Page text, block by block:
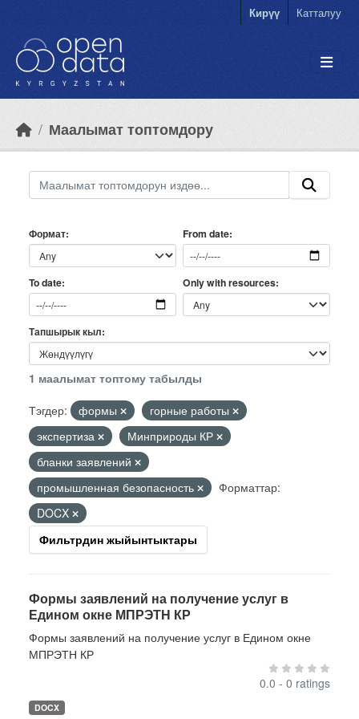
Кирүү Катталуу
Маалымат топтомдору
Формат From date
To date Only with resources
Тапшырык кыл
1 маалымат топтому табылды
Тэгдер:
формы
горные работы
экспертиза
Минприроды КР
бланки заявлений
промышленная безопасность
Форматтар:
DOCX
Фильтрдин жыйынтыктары
Формы заявлений на получение услуг в
Едином окне МПРЭТН КР
Формы заявлений на получение услуг в Едином окне
МПРЭТН КР
0.0 - 0 ratings
DOCX